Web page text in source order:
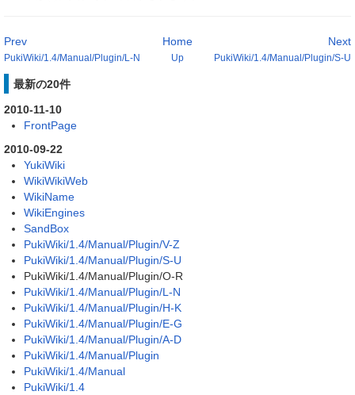
Prev
PukiWiki/1.4/Manual/Plugin/L-N
Next
PukiWiki/1.4/Manual/Plugin/S-U
Home
Up
最新の20件
2010-11-10
FrontPage
2010-09-22
YukiWiki
WikiWikiWeb
WikiName
WikiEngines
SandBox
PukiWiki/1.4/Manual/Plugin/V-Z
PukiWiki/1.4/Manual/Plugin/S-U
PukiWiki/1.4/Manual/Plugin/O-R
PukiWiki/1.4/Manual/Plugin/L-N
PukiWiki/1.4/Manual/Plugin/H-K
PukiWiki/1.4/Manual/Plugin/E-G
PukiWiki/1.4/Manual/Plugin/A-D
PukiWiki/1.4/Manual/Plugin
PukiWiki/1.4/Manual
PukiWiki/1.4